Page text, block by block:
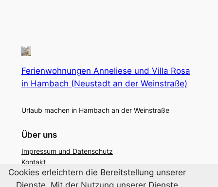
Ferienwohnungen Anneliese und Villa Rosa
in Hambach (Neustadt an der Weinstraße)
Urlaub machen in Hambach an der Weinstraße
Über uns
Impressum und Datenschutz
Kontakt
Cookies erleichtern die Bereitstellung unserer
Dienste. Mit der Nutzung unserer Dienste